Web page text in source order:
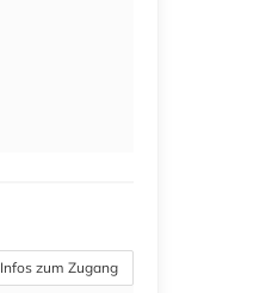
Infos zum Zugang